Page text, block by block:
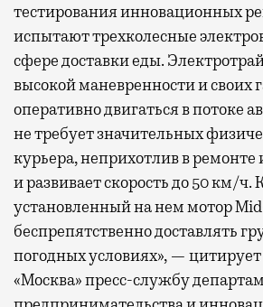
тестирования инновационных
испытают трехколесные
сфере доставки еды.
высокой маневренности и своих
оперативно двигаться в потоке
не требует значительных
курьера, неприхотлив в
и развивает скорость до 50 км/ч.
установленный на нем мотор
беспрепятственно доставлять
погодных условиях», — цитирует
«Москва» пресс-службу